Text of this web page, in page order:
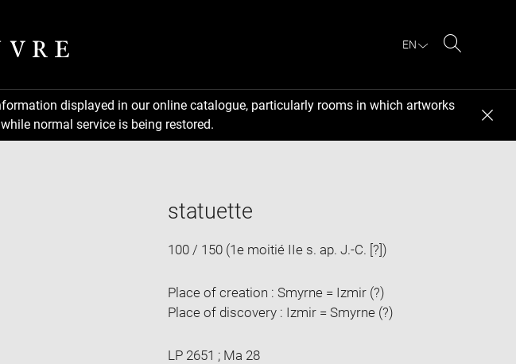
EN
displayed in our online catalogue, particularly rooms in which artworks
normal service is being restored.
statuette
100 / 150 (1e moitié IIe s. ap. J.-C. [?])
Place of creation : Smyrne = Izmir (?)
Place of discovery : Izmir = Smyrne (?)
LP 2651 ; Ma 28